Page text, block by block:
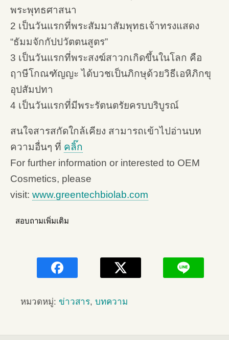
พระพุทธศาสนา
2 เป็นวันแรกที่พระสัมมาสัมพุทธเจ้าทรงแสดง
“ธัมมจักกัปปวัตตนสูตร”
3 เป็นวันแรกที่พระสงฆ์สาวกเกิดขึ้นในโลก คือ
ฤาษีโกณฑัญญะ ได้บวชเป็นภิกษุด้วยวิธีเอหิภิกขุ
อุปสัมปทา
4 เป็นวันแรกที่มีพระรัตนตรัยครบบริบูรณ์
สนใจสารสกัดใกล้เคียง สามารถเข้าไปอ่านบท
ความอื่นๆ ที่ คลิ๊ก
For further information or interested to OEM
Cosmetics, please
visit: www.greentechbiolab.com
สอบถามเพิ่มเติม
หมวดหมู่: ข่าวสาร, บทความ